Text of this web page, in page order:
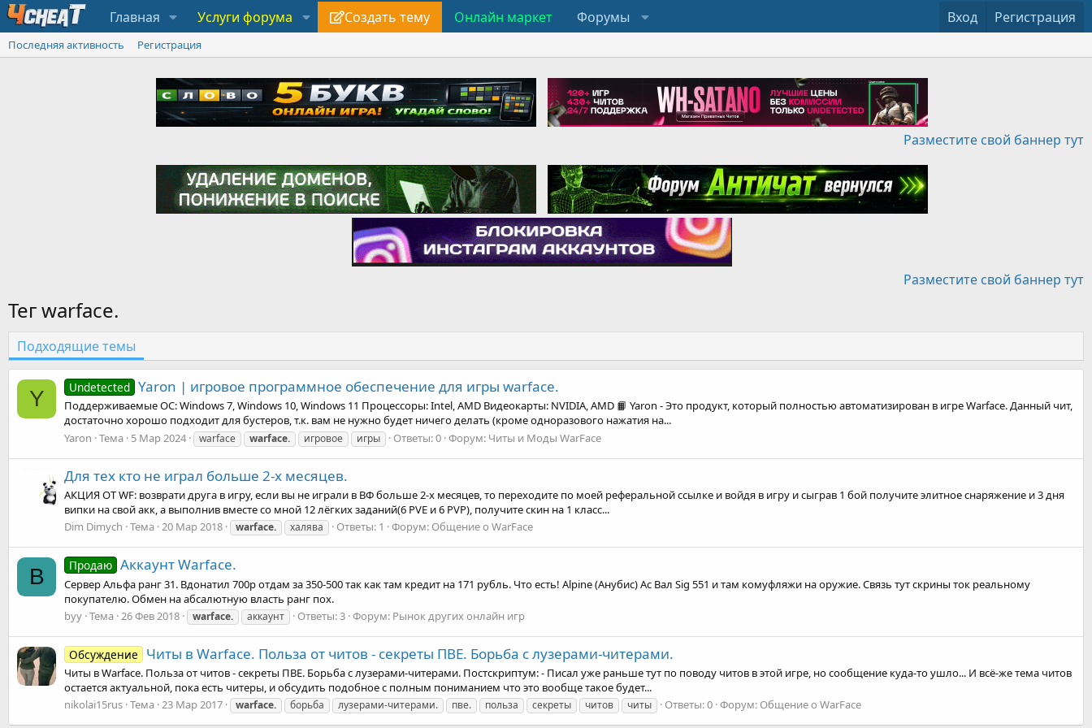
Главная Услуги форума Создать тему Онлайн маркет Форумы Вход Регистрация
Последняя активность Регистрация
Разместите свой баннер тут
Разместите свой баннер тут
Тег warface.
Подходящие темы
Y Undetected Yaron | игровое программное обеспечение для игры warface.
Поддерживаемые ОС: Windows 7, Windows 10, Windows 11 Процессоры: Intel, AMD Видеокарты: NVIDIA, AMD 📙 Yaron - Это продукт, который полностью автоматизирован в игре Warface. Данный чит,
достаточно хорошо подходит для бустеров, т.к. вам не нужно будет ничего делать (кроме одноразового нажатия на...
Yaron Тема 5 Мар 2024 warface warface. игровое игры Ответы: 0 Форум: Читы и Моды WarFace
Для тех кто не играл больше 2-х месяцев.
АКЦИЯ ОТ WF: возврати друга в игру, если вы не играли в ВФ больше 2-х месяцев, то переходите по моей реферальной ссылке и войдя в игру и сыграв 1 бой получите элитное снаряжение и 3 дня
випки на свой акк, а выполнив вместе со мной 12 лёгких заданий(6 PVE и 6 PVP), получите скин на 1 класс...
Dim Dimych Тема 20 Мар 2018 warface. халява Ответы: 1 Форум: Общение о WarFace
B Продаю Аккаунт Warface.
Сервер Альфа ранг 31. Вдонатил 700р отдам за 350-500 так как там кредит на 171 рубль. Что есть! Alpine (Анубис) Ас Вал Sig 551 и там комуфляжи на оружие. Связь тут скрины ток реальному
покупателю. Обмен на абсалютную власть ранг пох.
byy Тема 26 Фев 2018 warface. аккаунт Ответы: 3 Форум: Рынок других онлайн игр
Обсуждение Читы в Warface. Польза от читов - секреты ПВЕ. Борьба с лузерами-читерами.
Читы в Warface. Польза от читов - секреты ПВЕ. Борьба с лузерами-читерами. Постскриптум: - Писал уже раньше тут по поводу читов в этой игре, но сообщение куда-то ушло... И всё-же тема читов
остается актуальной, пока есть читеры, и обсудить подобное с полным пониманием что это вообще такое будет...
nikolai15rus Тема 23 Мар 2017 warface. борьба лузерами-читерами. пве. польза секреты читов читы Ответы: 0 Форум: Общение о WarFace